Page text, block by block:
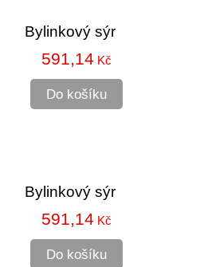
Bylinkový sýr
591,14 Kč
Do košíku
Bylinkový sýr
591,14 Kč
Do košíku